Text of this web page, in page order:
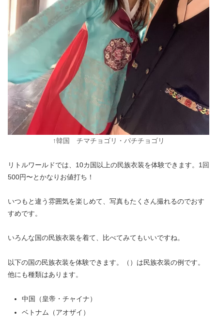
↑韓国 チマチョゴリ・パチチョゴリ
リトルワールドでは、10カ国以上の民族衣装を体験できます。1回
500円〜とかなりお値打ち！
いつもと違う雰囲気を楽しめて、写真もたくさん撮れるのでおす
すめです。
いろんな国の民族衣装を着て、比べてみてもいいですね。
以下の国の民族衣装を体験できます。（）は民族衣装の例です。
他にも種類はあります。
中国（皇帝・チャイナ）
ベトナム（アオザイ）